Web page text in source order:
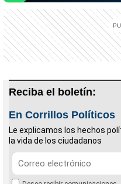
Reciba el boletín:
En Corrillos Políticos
Le explicamos los hechos
la vida de los ciudadanos